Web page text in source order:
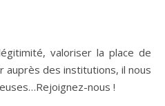
valoriser la place de
des institutions, il nous
nous !